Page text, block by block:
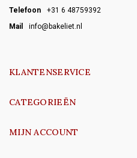
Telefoon
+31 6 48759392
Mail
info@bakeliet.nl
KLANTENSERVICE
CATEGORIEËN
MIJN ACCOUNT